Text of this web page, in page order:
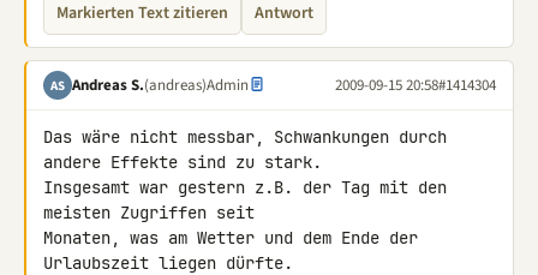
Markierten Text zitieren Antwort
AS Andreas S.(andreas)Admin 2009-09-15 20:58#1414304
Das wäre nicht messbar, Schwankungen durch
andere Effekte sind zu stark.
Insgesamt war gestern z.B. der Tag mit den
meisten Zugriffen seit
Monaten, was am Wetter und dem Ende der
Urlaubszeit liegen dürfte.